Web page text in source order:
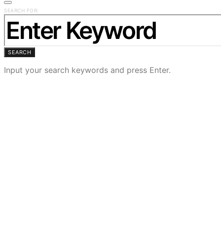
SEARCH FOR:
SEARCH
Input your search keywords and press Enter.